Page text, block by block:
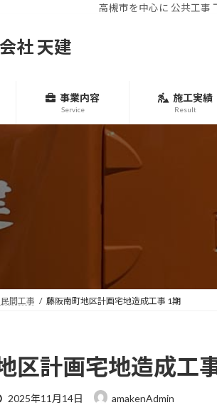
高槻市を中心に 公共工事
社 天建
事業内容
Service
施工実績
Result
民間工事 藤阪南町地区計画宅地造成工事 1期
区計画宅地造成工
最
2025年11月14日 amakenAdmin